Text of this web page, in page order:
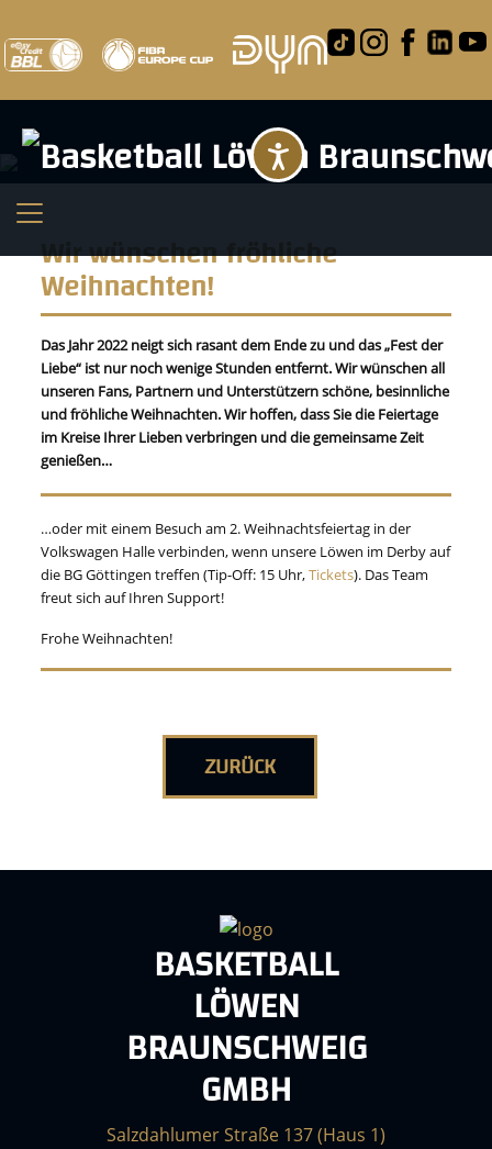
Wir wünschen fröhliche
Weihnachten!
Das Jahr 2022 neigt sich rasant dem Ende zu und das „Fest der
Liebe“ ist nur noch wenige Stunden entfernt. Wir wünschen all
unseren Fans, Partnern und Unterstützern schöne, besinnliche
und fröhliche Weihnachten. Wir hoffen, dass Sie die Feiertage
im Kreise Ihrer Lieben verbringen und die gemeinsame Zeit
genießen…
…oder mit einem Besuch am 2. Weihnachtsfeiertag in der
Volkswagen Halle verbinden, wenn unsere Löwen im Derby auf
die BG Göttingen treffen (Tip-Off: 15 Uhr,Tickets). Das Team
freut sich auf Ihren Support!
Frohe Weihnachten!
ZURÜCK
BASKETBALL
LÖWEN
BRAUNSCHWEIG
GMBH
Salzdahlumer Straße 137 (Haus 1)